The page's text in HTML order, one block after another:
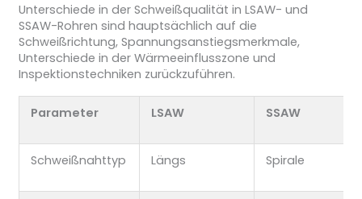
Unterschiede in der Schweißqualität in LSAW- und
SSAW-Rohren sind hauptsächlich auf die
Schweißrichtung, Spannungsanstiegsmerkmale,
Unterschiede in der Wärmeeinflusszone und
Inspektionstechniken zurückzuführen.
Parameter LSAW SSAW
Schweißnahttyp Längs Spirale